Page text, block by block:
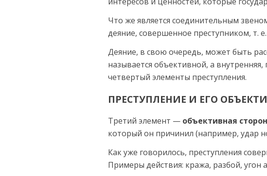
Что же является соединительным
деяние, совершенное преступником, т. е.
Деяние, в свою очередь, может быть
называ­ется объективной, а
четвертый элементы преступления.
ПРЕСТУПЛЕНИЕ И ЕГО
Третий элемент — объективная
кото­рый он причинил (например, удар
Как уже говорилось, преступления
Приме­ры действия: кража, разбой,